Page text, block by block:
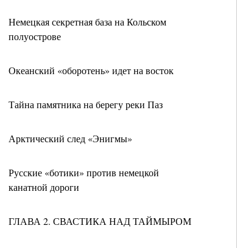
Немецкая секретная база на Кольском
полуострове
Океанский «оборотень» идет на восток
Тайна памятника на берегу реки Паз
Арктический след «Энигмы»
Русские «ботики» против немецкой
канатной дороги
ГЛАВА 2. СВАСТИКА НАД ТАЙМЫРОМ